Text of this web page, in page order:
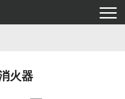
toggle
火器